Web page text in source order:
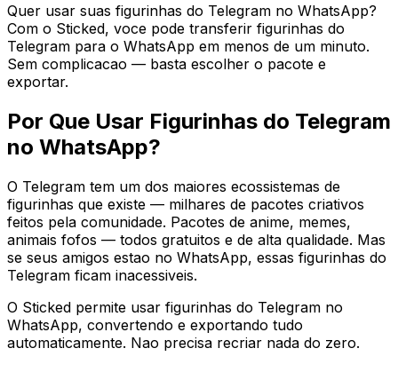
Quer usar suas figurinhas do Telegram no WhatsApp?
Com o Sticked, voce pode transferir figurinhas do
Telegram para o WhatsApp em menos de um minuto.
Sem complicacao — basta escolher o pacote e
exportar.
Por Que Usar Figurinhas do Telegram
no WhatsApp?
O Telegram tem um dos maiores ecossistemas de
figurinhas que existe — milhares de pacotes criativos
feitos pela comunidade. Pacotes de anime, memes,
animais fofos — todos gratuitos e de alta qualidade. Mas
se seus amigos estao no WhatsApp, essas figurinhas do
Telegram ficam inacessiveis.
O Sticked permite usar figurinhas do Telegram no
WhatsApp, convertendo e exportando tudo
automaticamente. Nao precisa recriar nada do zero.